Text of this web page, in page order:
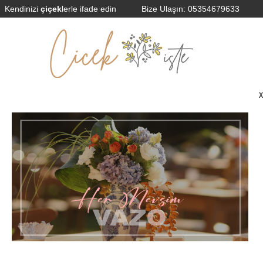
Kendinizi çiçeklerle ifade edin Bize Ulaşın: 05354679633